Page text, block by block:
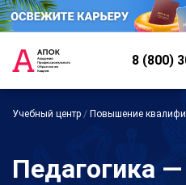
8 (800)
Учебный центр / Повышение
Педагогика